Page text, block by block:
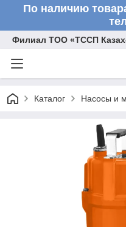
По наличию
Филиал ТОО «ТССП
Каталог Насосы и